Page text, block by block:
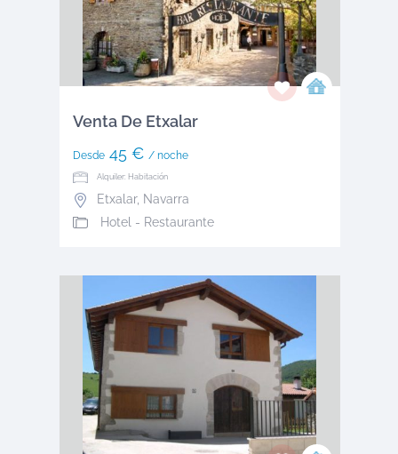
Venta De Etxalar
Desde45 € / noche
Alquiler: Habitación
Etxalar, Navarra
Hotel - Restaurante